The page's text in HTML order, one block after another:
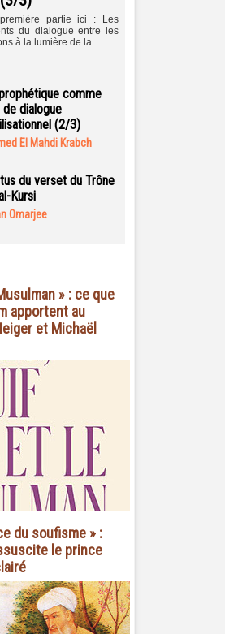
partie ici : Les
du dialogue entre les
à la lumière de la...
comme
dialogue
(2/3)
El Mahdi Krabch
du verset du Trône
Kursi
Omarjee
» : ce que
apportent au
et Michaël
du soufisme » :
le prince